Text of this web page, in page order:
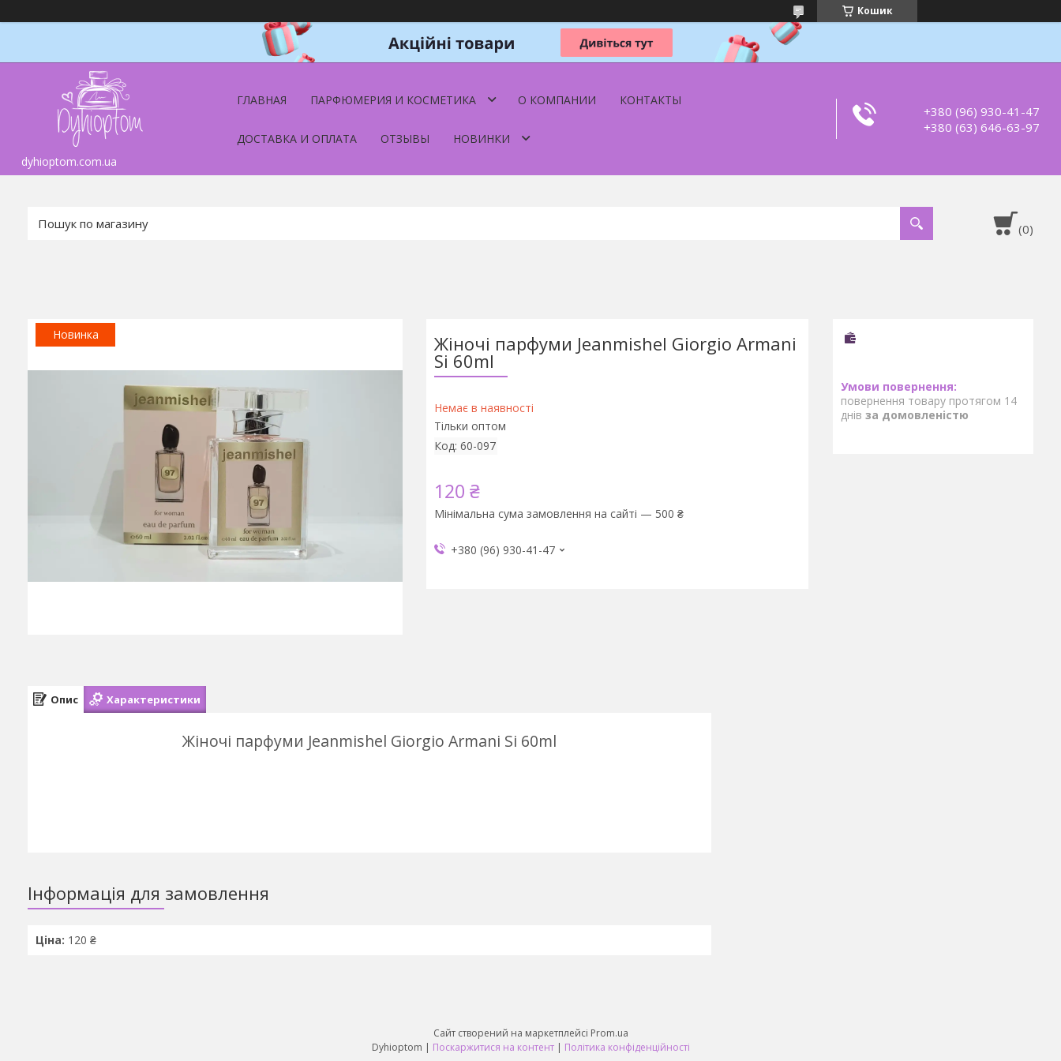
Кошик
dyhioptom.com.ua
ГЛАВНАЯ ПАРФЮМЕРИЯ И КОСМЕТИКА О КОМПАНИИ КОНТАКТЫ
ДОСТАВКА И ОПЛАТА ОТЗЫВЫ НОВИНКИ
+380 (96) 930-41-47
+380 (63) 646-63-97
Новинка Жіночі парфуми Jeanmishel Giorgio Armani
Si 60ml
Немає в наявності
Тільки оптом
Код: 60-097
120 ₴
Мінімальна сума замовлення на сайті — 500 ₴
+380 (96) 930-41-47
повернення товару протягом 14
днів за домовленістю
Опис Характеристики
Жіночі парфуми Jeanmishel Giorgio Armani Si 60ml
Інформація для замовлення
Ціна: 120 ₴
Сайт створений на маркетплейсі Prom.ua
Dyhioptom | Поскаржитися на контент | Політика конфіденційності